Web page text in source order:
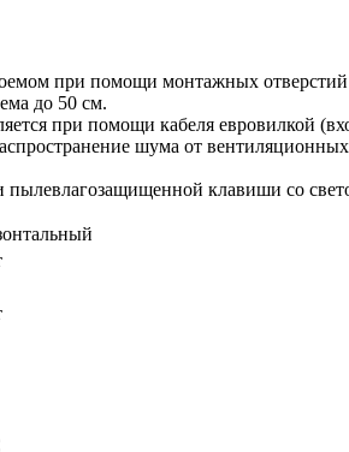
при помощи монтажных
до 50 см.
при помощи кабеля евровилкой
шума от
клавиши со